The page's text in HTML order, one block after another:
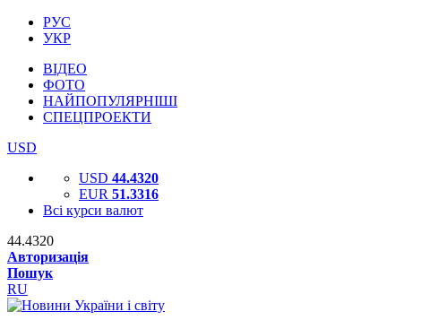
РУС
УКР
ВІДЕО
ФОТО
НАЙПОПУЛЯРНІШІ
СПЕЦПРОЕКТИ
USD
USD 44.4320
EUR 51.3316
Всі курси валют
44.4320
Авторизація
Пошук
RU